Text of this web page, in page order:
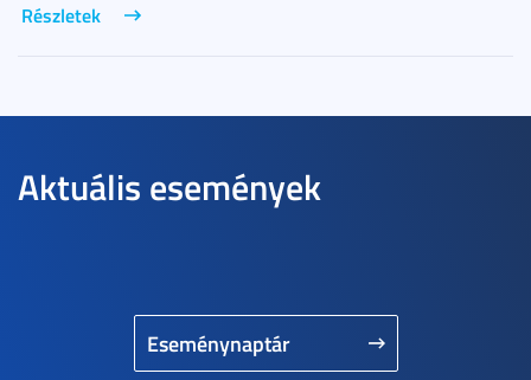
Részletek
Aktuális események
Eseménynaptár